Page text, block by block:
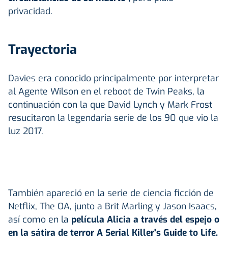
privacidad.
Trayectoria
Davies era conocido principalmente por interpretar
al Agente Wilson en el reboot de Twin Peaks, la
continuación con la que David Lynch y Mark Frost
resucitaron la legendaria serie de los 90 que vio la
luz 2017.
También apareció en la serie de ciencia ficción de
Netflix, The OA, junto a Brit Marling y Jason Isaacs,
así como en la película Alicia a través del espejo o
en la sátira de terror A Serial Killer's Guide to Life.